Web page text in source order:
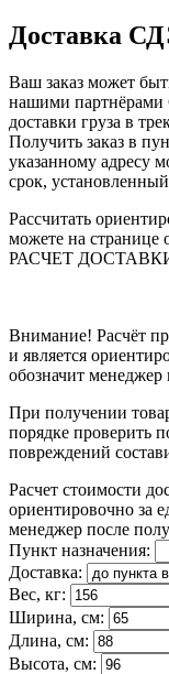
Доставка
Ваш заказ может
нашими партнёрами
доставки груза в
Получить заказ в
указанному адресу
срок,
Рассчитать
можете на странице
РАСЧЕТ
Внимание! Расчёт
и является
обозначит менеджер
При получении
порядке проверить
повреждений
Расчет стоимости
ориентировочно за
менеджер после
Пункт назначения:
Доставка:
Вес, кг:
Ширина, см:
Длина, см:
Высота, см: